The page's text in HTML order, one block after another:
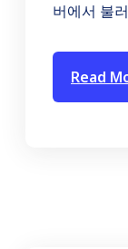
버에서 불
Read